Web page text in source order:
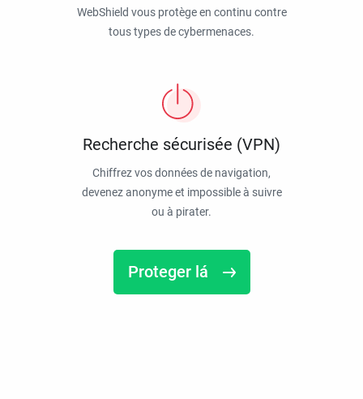
WebShield vous protège en continu contre
tous types de cybermenaces.
Recherche sécurisée (VPN)
Chiffrez vos données de navigation,
devenez anonyme et impossible à suivre
ou à pirater.
Proteger lá